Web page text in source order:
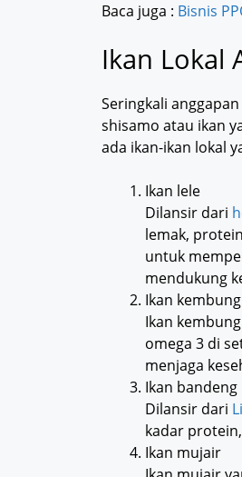
Baca juga : Bisnis
Ikan Lokal
Seringkali
shisamo atau ikan
ada ikan-ikan lokal
Ikan lele
Dilansir dari
lemak,
untuk
mendukung
Ikan kembung
Ikan
omega 3 di
menjaga
Ikan bandeng
Dilansir dari
kadar
Ikan mujair